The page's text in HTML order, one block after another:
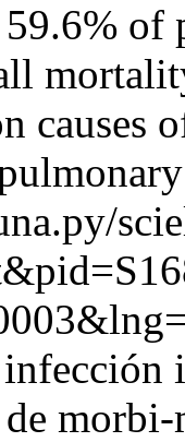
59.6%
causes